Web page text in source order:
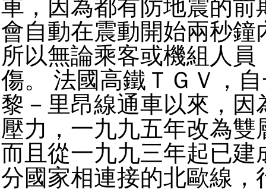
車，因為都有防地震的前
會自動在震動開始兩秒鐘
所以無論乘客或機組人員
傷。 法國高鐵ＴＧＶ，
黎－里昂線通車以來，因
壓力，一九九五年改為雙
而且從一九九三年起已建
分國家相連接的北歐線，